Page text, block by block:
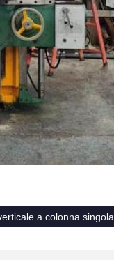
a colonna singola